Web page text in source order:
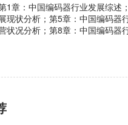
1章：中国编码器行业发展综述
现状分析；第5章：中国编码器
状况分析；第8章：中国编码器